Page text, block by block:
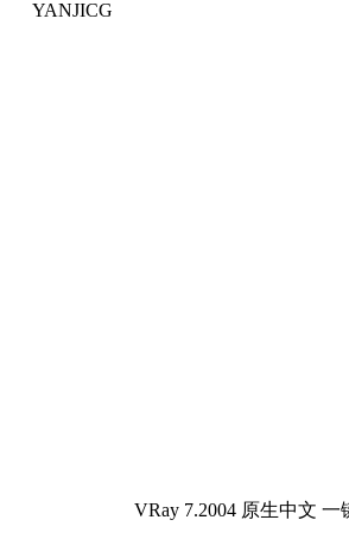
跳
YANJICG
VRay 7.2004 原生中文 一